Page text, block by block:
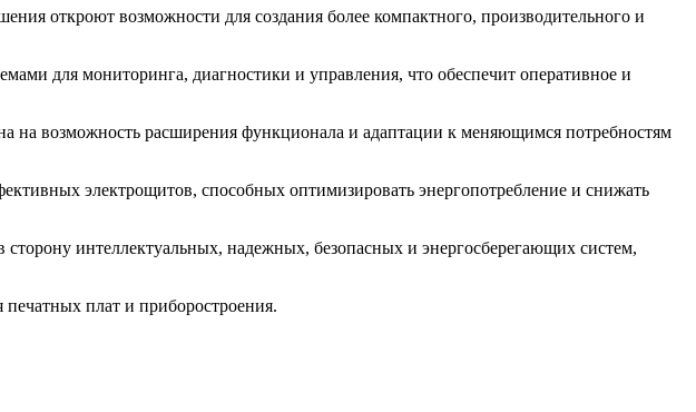
откроют возможности для создания более компактного, производительного и
для мониторинга, диагностики и управления, что обеспечит оперативное и
на возможность расширения функционала и адаптации к меняющимся потребностям
электрощитов, способных оптимизировать энергопотребление и снижать
интеллектуальных, надежных, безопасных и энергосберегающих систем,
печатных плат и приборостроения.